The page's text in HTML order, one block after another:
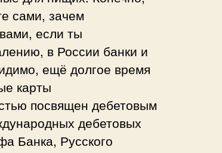
сами, зачем
если ты
в России банки и
ещё долгое время
карты
посвящен дебетовым
дебетовых
Банка, Русского